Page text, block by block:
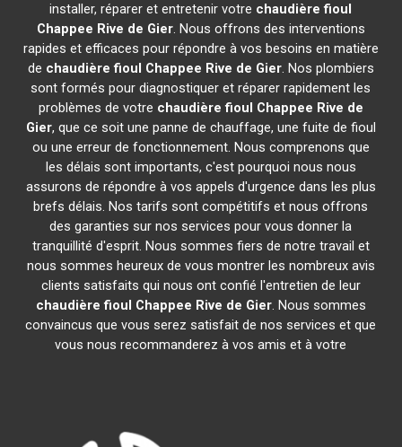
installer, réparer et entretenir votre chaudière fioul
Chappee Rive de Gier. Nous offrons des interventions
rapides et efficaces pour répondre à vos besoins en matière
de chaudière fioul Chappee Rive de Gier. Nos plombiers
sont formés pour diagnostiquer et réparer rapidement les
problèmes de votre chaudière fioul Chappee Rive de
Gier, que ce soit une panne de chauffage, une fuite de fioul
ou une erreur de fonctionnement. Nous comprenons que
les délais sont importants, c'est pourquoi nous nous
assurons de répondre à vos appels d'urgence dans les plus
brefs délais. Nos tarifs sont compétitifs et nous offrons
des garanties sur nos services pour vous donner la
tranquillité d'esprit. Nous sommes fiers de notre travail et
nous sommes heureux de vous montrer les nombreux avis
clients satisfaits qui nous ont confié l'entretien de leur
chaudière fioul Chappee Rive de Gier. Nous sommes
convaincus que vous serez satisfait de nos services et que
vous nous recommanderez à vos amis et à votre